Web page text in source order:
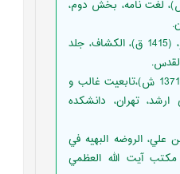
علي اكبر،(1345 ش)، لغت نامه، بخش دوم،
9- زمخشری، محمودبن عمر، (1415 ق)، الکشاف، جلد
10- سروي مقدم، مصطفي، (1371 ش)،تابعيت غالب و
تهران، دانشكده
علي، الروضه البهيه في
آيت الله العظمي